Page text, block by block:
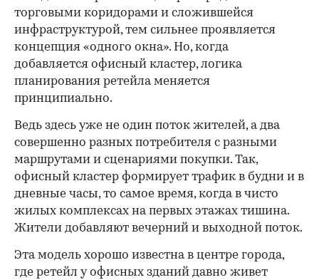
торговыми коридорами и сложившейся
инфраструктурой, тем сильнее проявляется
концепция «одного окна». Но, когда
добавляется офисный кластер, логика
планирования ретейла меняется
принципиально.
Ведь здесь уже не один поток жителей, а два
совершенно разных потребителя с разными
маршрутами и сценариями покупки. Так,
офисный кластер формирует трафик в будни и в
дневные часы, то самое время, когда в чисто
жилых комплексах на первых этажах тишина.
Жители добавляют вечерний и выходной поток.
Эта модель хорошо известна в центре города,
где ретейл у офисных зданий давно живет